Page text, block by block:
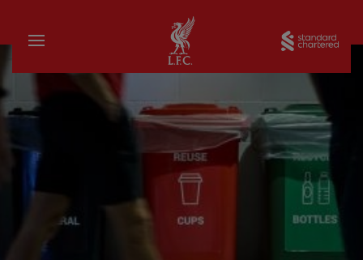
家